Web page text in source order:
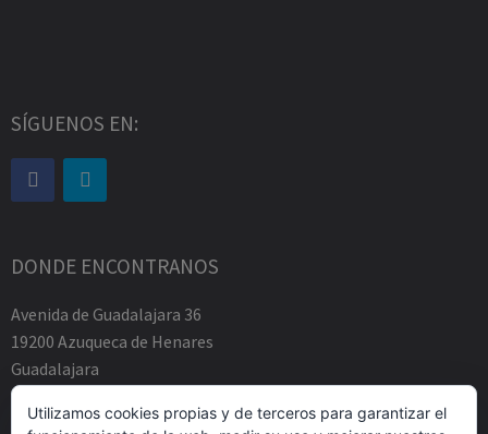
SÍGUENOS EN:
DONDE ENCONTRANOS
Avenida de Guadalajara 36
19200 Azuqueca de Henares
Guadalajara
Tfno.-+34 949883219
contacto@abogadosfda.eu
Utilizamos cookies propias y de terceros para garantizar el